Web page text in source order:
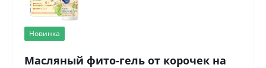
Новинка
Масляный фито-гель от корочек на